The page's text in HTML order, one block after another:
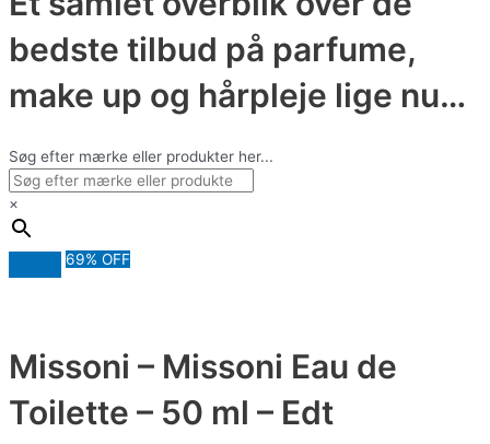
bedste tilbud på parfume,
make up og hårpleje lige nu…
Søg efter mærke eller produkter her...
×
69% OFF
Missoni – Missoni Eau de
Toilette – 50 ml – Edt